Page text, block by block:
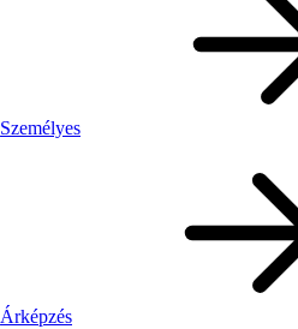
Személyes
Árképzés